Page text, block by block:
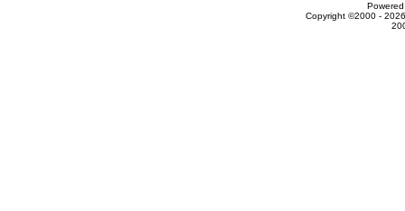
Copyright ©2000 -